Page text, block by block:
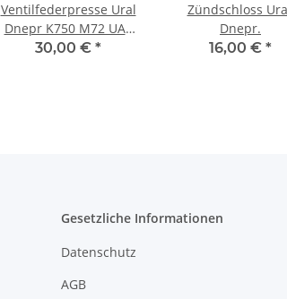
Ventilfederpresse Ural
Dnepr K750 M72 UAZ
GAZ Wolga
30,00 € *
Zündschloss
Dnepr.
16,00 € *
Gesetzliche Informationen
Datenschutz
AGB